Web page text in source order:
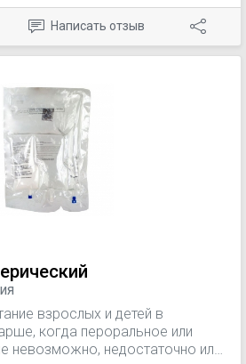
Написать отзыв
взрослых и детей в
когда пероральное или
невозможно, недостаточно или